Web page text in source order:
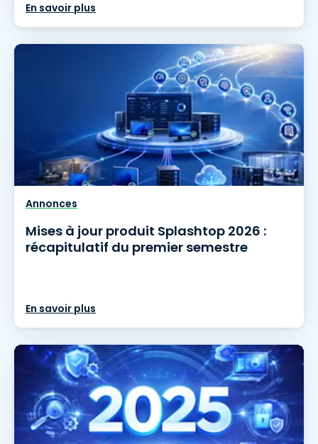
En savoir plus
Annonces
Mises à jour produit Splashtop 2026 :
récapitulatif du premier semestre
En savoir plus